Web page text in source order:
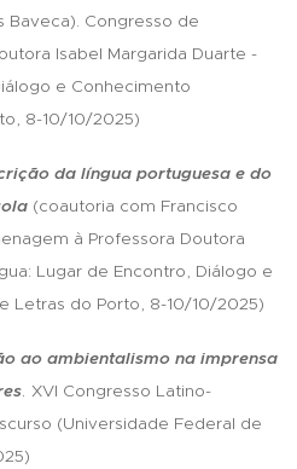
Baveca). Congresso de
Isabel Margarida Duarte -
e Conhecimento
8-10/10/2025)
da língua portuguesa e do
(coautoria com Francisco
à Professora Doutora
Lugar de Encontro, Diálogo e
Letras do Porto, 8-10/10/2025)
ao ambientalismo na imprensa
. XVI Congresso Latino-
(Universidade Federal de